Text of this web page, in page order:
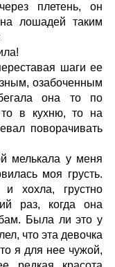
плетень, он
лошадей таким
шаги ее
озабоченным
она то по
в кухню, то на
поворачивать
мелькала у меня
моя грусть.
хохла, грустно
раз, когда она
Была ли это у
что эта девочка
я для нее чужой,